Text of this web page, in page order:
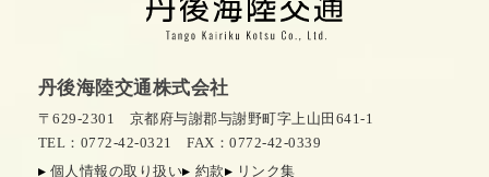
丹後海陸交通株式会社
〒629-2301 京都府与謝郡与謝野町字上山田641-1
TEL：0772-42-0321
FAX：0772-42-0339
個人情報の取り扱い
約款 リンク集